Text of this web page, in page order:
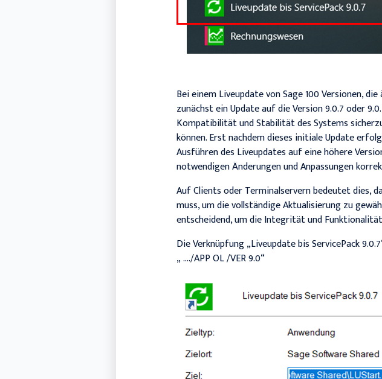
Bei einem Liveupdate von Sage 100 Versionen,
zunächst ein Update auf die Version 9.0.7 oder
Kompatibilität und Stabilität des Systems
können. Erst nachdem dieses initiale Update
Ausführen des Liveupdates auf eine höhere
notwendigen Änderungen und Anpassungen
Auf Clients oder Terminalservern bedeutet dies,
muss, um die vollständige Aktualisierung zu
entscheidend, um die Integrität und
Die Verknüpfung „Liveupdate bis ServicePack
„ …./APP OL /VER 9.0“